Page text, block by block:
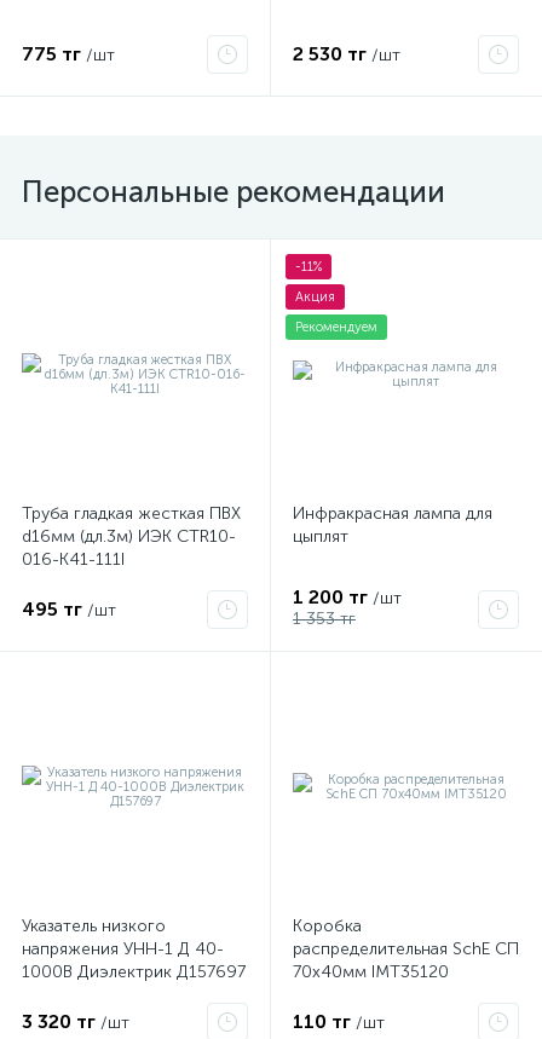
775 тг /шт 2 530 тг /шт
Персональные рекомендации
Труба гладкая жесткая ПВХ
d16мм (дл.3м) ИЭК CTR10-
016-K41-111I
495 тг /шт
-11%
Акция
Рекомендуем
Инфракрасная лампа для
цыплят
1 200 тг /шт
1 353 тг
Указатель низкого
напряжения УНН-1 Д 40-
1000В Диэлектрик Д157697
3 320 тг /шт
Коробка
распределительная SchE СП
70х40мм IMT35120
110 тг /шт